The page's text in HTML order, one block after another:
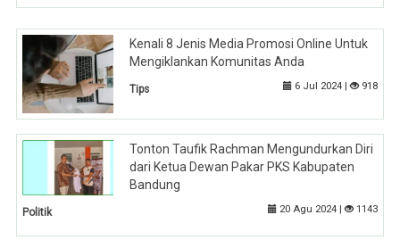
Kenali 8 Jenis Media Promosi Online Untuk
Mengiklankan Komunitas Anda
Tips 6 Jul 2024 | 918
Tonton Taufik Rachman Mengundurkan Diri
dari Ketua Dewan Pakar PKS Kabupaten
Bandung
Politik 20 Agu 2024 | 1143